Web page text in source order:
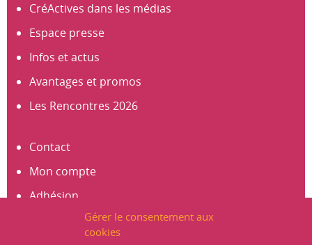
Gérer le consentement aux
cookies
CréActives dans les médias
Espace presse
Infos et actus
Avantages et promos
Les Rencontres 2026
Contact
Mon compte
Adhésion
S’abonner à la newsletter